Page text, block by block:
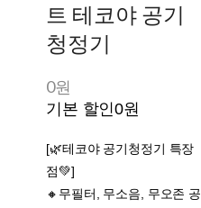
트 테코야 공기
청정기
0원
기본 할인0원
[🌿테코야 공기청정기 특장
점💚]
🔸무필터, 무소음, 무오존 공